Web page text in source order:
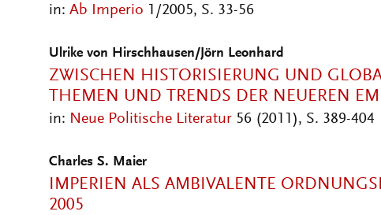
in: Ab Imperio 1/2005, S. 33-56
Ulrike von Hirschhausen/Jörn Leonhard
ZWISCHEN HISTORISIERUNG UND
THEMEN UND TRENDS DER NEUEREN
in: Neue Politische Literatur 56 (2011), S. 389-404
Charles S. Maier
IMPERIEN ALS AMBIVALENTE
2005